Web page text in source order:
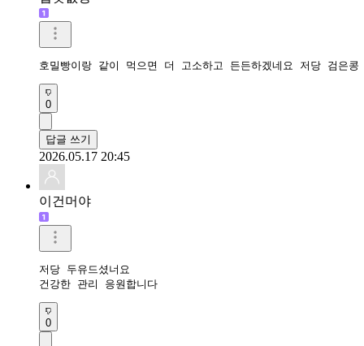
호밀빵이랑 같이 먹으면 더 고소하고 든든하겠네요 저당 검은
0
답글 쓰기
2026.05.17 20:45
이건머야
저당 두유드셨너요
건강한 관리 응원합니다
0